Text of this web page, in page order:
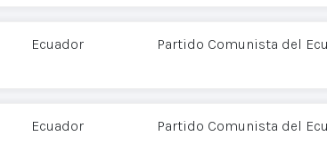
Ecuador Partido Comunista del
Ecuador Partido Comunista del